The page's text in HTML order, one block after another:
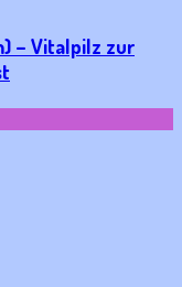
– Vitalpilz zur